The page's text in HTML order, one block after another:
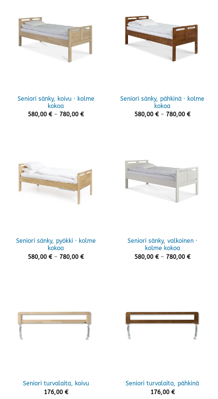
Seniori sänky, koivu · kolme
kokoa
580,00 € – 780,00 €Hintaluokka:
Seniori sänky, pähkinä · kolme
kokoa
580,00 € – 780,00 €
Seniori sänky, pyökki · kolme
kokoa
580,00 € – 780,00 €Hintaluokka:
Seniori sänky, valkoinen ·
kolme kokoa
580,00 € – 780,00 €
Seniori turvalaita, koivu
176,00 €
Seniori turvalaita, pähkinä
176,00 €